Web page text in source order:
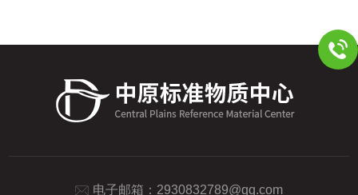
电子邮箱： 2930832789@qq.com